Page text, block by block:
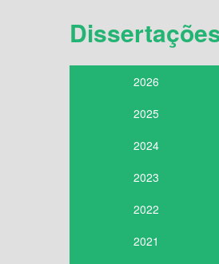
2026
2025
2024
2023
2022
2021